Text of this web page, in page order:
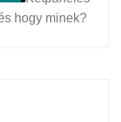
hogy minek?